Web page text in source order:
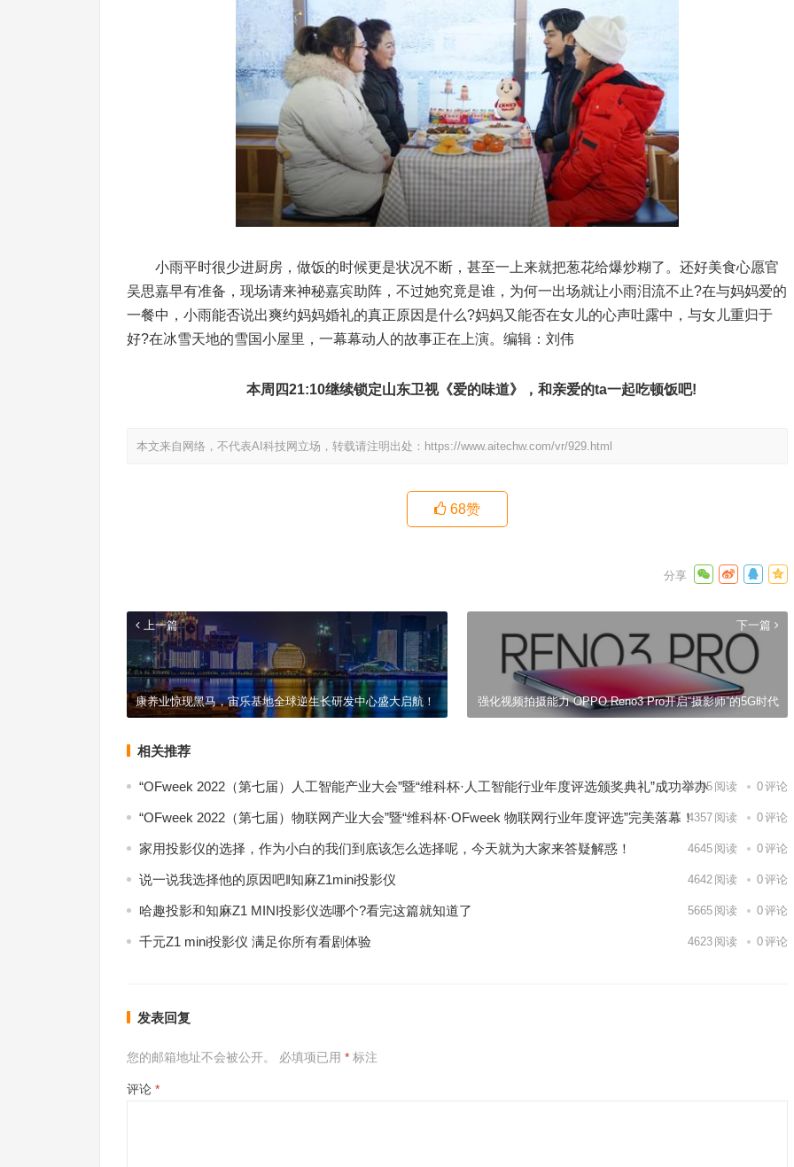
小雨平时很少进厨房，做饭的时候更是状况不断，甚至一上来就把葱花给爆炒糊了。还好美食心愿官
吴思嘉早有准备，现场请来神秘嘉宾助阵，不过她究竟是谁，为何一出场就让小雨泪流不止?在与妈妈爱的
一餐中，小雨能否说出爽约妈妈婚礼的真正原因是什么?妈妈又能否在女儿的心声吐露中，与女儿重归于
好?在冰雪天地的雪国小屋里，一幕幕动人的故事正在上演。编辑：刘伟
本周四21:10继续锁定山东卫视《爱的味道》，和亲爱的ta一起吃顿饭吧!
本文来自网络，不代表AI科技网立场，转载请注明出处： https://www.aitechw.com/vr/929.html
68赞
上一篇
康养业惊现黑马，宙乐基地全球逆生长研发中心盛大启航！
下一篇
强化视频拍摄能力 OPPO Reno3 Pro开启“摄影师”的5G时代
相关推荐
“OFweek 2022（第七届）人工智能产业大会”暨“维科杯·人工智能行业年度评选颁奖典礼”成功举办
4295 阅读 0评论
“OFweek 2022（第七届）物联网产业大会”暨“维科杯·OFweek 物联网行业年度评选”完美落幕！4357 阅读 0评论
家用投影仪的选择，作为小白的我们到底该怎么选择呢，今天就为大家来答疑解惑！ 4645 阅读 0评论
说一说我选择他的原因吧‖知麻Z1mini投影仪 4642 阅读 0评论
哈趣投影和知麻Z1 MINI投影仪选哪个?看完这篇就知道了 5665 阅读 0评论
千元Z1 mini投影仪 满足你所有看剧体验 4623 阅读 0评论
发表回复
您的邮箱地址不会被公开。 必填项已用 * 标注
评论 *